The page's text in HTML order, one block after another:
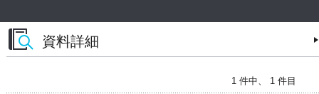
資料詳細
1 件中、 1 件目